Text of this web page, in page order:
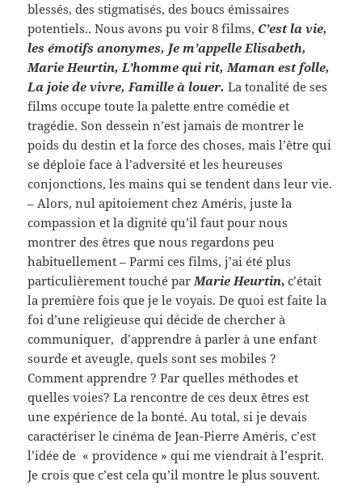
blessés, des stigmatisés, des boucs émissaires
potentiels.. Nous avons pu voir 8 films, C’est la vie,
les émotifs anonymes, Je m’appelle Elisabeth,
Marie Heurtin, L’homme qui rit, Maman est folle,
La joie de vivre, Famille à louer. La tonalité de ses
films occupe toute la palette entre comédie et
tragédie. Son dessein n’est jamais de montrer le
poids du destin et la force des choses, mais l’être qui
se déploie face à l’adversité et les heureuses
conjonctions, les mains qui se tendent dans leur vie.
– Alors, nul apitoiement chez Améris, juste la
compassion et la dignité qu’il faut pour nous
montrer des êtres que nous regardons peu
habituellement – Parmi ces films, j’ai été plus
particulièrement touché parMarie Heurtin, c’était
la première fois que je le voyais. De quoi est faite la
foi d’une religieuse qui décide de chercher à
communiquer, d’apprendre à parler à une enfant
sourde et aveugle, quels sont ses mobiles ?
Comment apprendre ? Par quelles méthodes et
quelles voies? La rencontre de ces deux êtres est
une expérience de la bonté. Au total, si je devais
caractériser le cinéma de Jean-Pierre Améris, c’est
l’idée de « providence » qui me viendrait à l’esprit.
Je crois que c’est cela qu’il montre le plus souvent.